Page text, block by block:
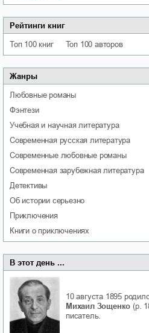
Рейтинги книг
Топ 100 книг Топ 100 авторов
Жанры
любовные романы
фэнтези
учебная и научная литература
современная русская литература
современные любовные романы
современная зарубежная литература
детективы
об истории серьезно
приключения
книги о приключениях
В этот день ...
10 августа 1895
Михаил Зощенко (р.
писатель.